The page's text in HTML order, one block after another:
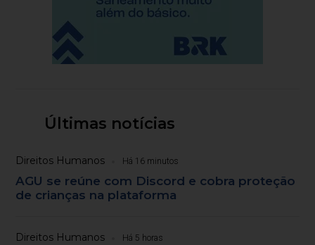
Últimas notícias
Direitos Humanos Há 16 minutos
AGU se reúne com Discord e cobra proteção
de crianças na plataforma
Direitos Humanos Há 5 horas